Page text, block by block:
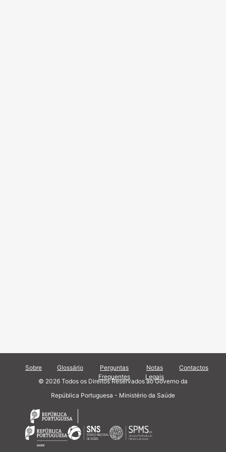
Sobre Glossário
Perguntas
Frequentes
Notas
Legais
Contactos
© 2026 Todos os Direitos Reservados ao Governo da
República Portuguesa - Ministério da Saúde